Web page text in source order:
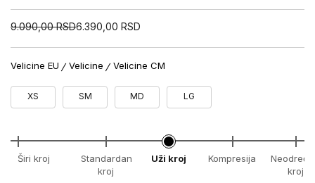
9.090,00 RSD6.390,00 RSD
Velicine EU Velicine Velicine CM
XS SM MD LG
Širi kroj
Standardan
kroj
Uži kroj Kompresija
kroj